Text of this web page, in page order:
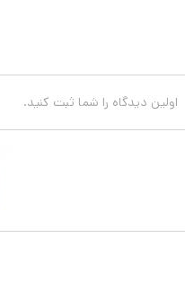
اولین دیدگاه را شما ثبت کنید.